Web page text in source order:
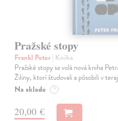
Pražské stopy
Frankl Peter| Kniha
Pražské stopy sa volá nová kniha
Žiliny, ktorí študovali a pôsobili v
Na sklade ?
20,00 €